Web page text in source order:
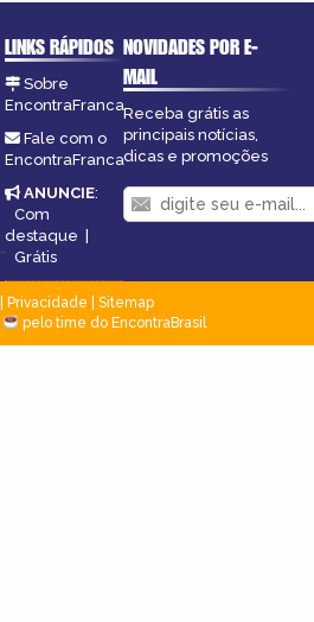
LINKS RÁPIDOS
Sobre
EncontraFranca
Fale com o
EncontraFranca
ANUNCIE:
Com
destaque |
Grátis
NOVIDADES POR E-
MAIL
Receba grátis as
principais notícias,
dicas e promoções
Privacidade
Sitemap
pelo time do EncontraBrasil